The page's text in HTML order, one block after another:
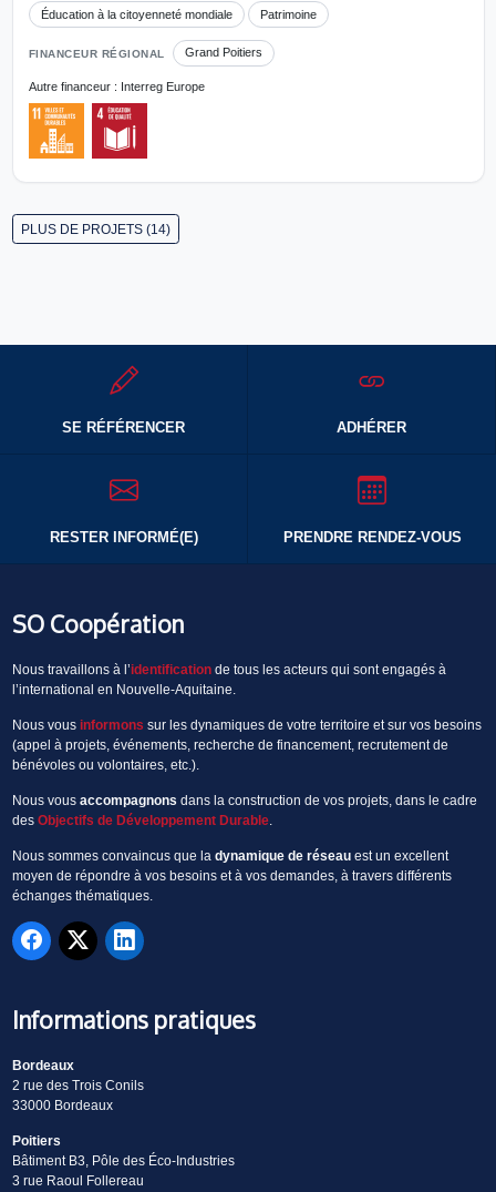
Éducation à la citoyenneté mondiale Patrimoine
FINANCEUR RÉGIONAL Grand Poitiers
Autre financeur : Interreg Europe
PLUS DE PROJETS (14)
SE RÉFÉRENCER ADHÉRER
RESTER INFORMÉ(E) PRENDRE RENDEZ-VOUS
SO Coopération
Nous travaillons à l’identificationde tous les acteurs qui sont engagés à
l’international en Nouvelle-Aquitaine.
Nous vous informons sur les dynamiques de votre territoire et sur vos besoins
(appel à projets, événements, recherche de financement, recrutement de
bénévoles ou volontaires, etc.).
Nous vous accompagnons dans la construction de vos projets, dans le cadre
des Objectifs de Développement Durable.
Nous sommes convaincus que la dynamique de réseauest un excellent
moyen de répondre à vos besoins et à vos demandes, à travers différents
échanges thématiques.
Informations pratiques
Bordeaux
2 rue des Trois Conils
33000 Bordeaux
Poitiers
Bâtiment B3, Pôle des Éco-Industries
3 rue Raoul Follereau